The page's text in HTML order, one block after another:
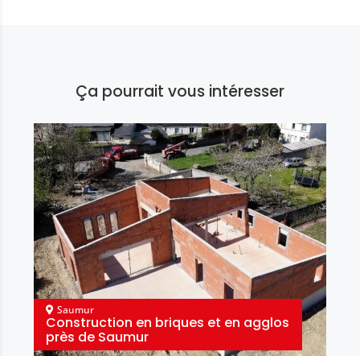
Ça pourrait vous intéresser
Saumur
Construction en briques et en agglos
près de Saumur